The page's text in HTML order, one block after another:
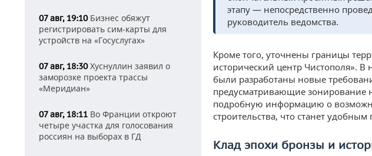
07 авг, 19:10Бизнес обяжут
регистрировать сим-карты для
устройств на «Госуслугах»
07 авг, 18:30Хуснуллин заявил о
заморозке проекта трассы
«Меридиан»
07 авг, 18:11 Во Франции откроют
четыре участка для голосования
россиян на выборах в ГД
этапу — непосредственно
руководитель ведомства.
Кроме того, уточнены границы
исторический центр Чистополя».
были разработаны новые
предусматривающие зонирование
подробную информацию о
строительства, что станет
Клад эпохи бронзы и